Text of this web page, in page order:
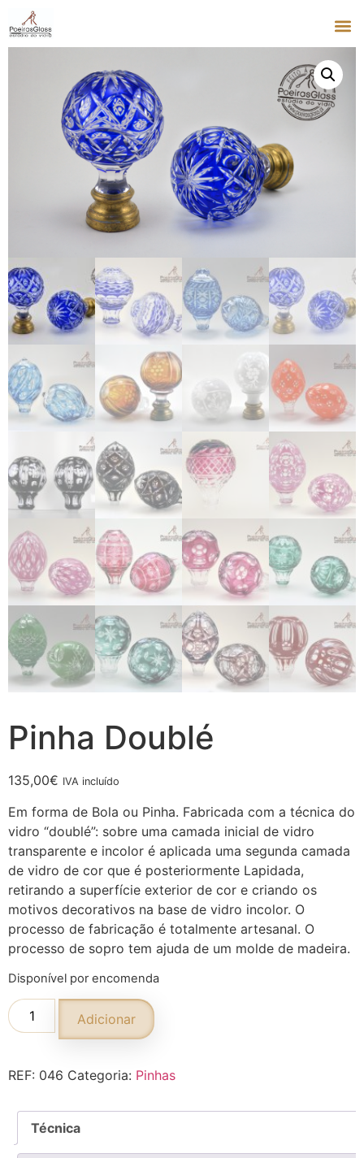
Pinha Doublé
135,00€ IVA incluído
Em forma de Bola ou Pinha. Fabricada com a técnica do
vidro “doublé”: sobre uma camada inicial de vidro
transparente e incolor é aplicada uma segunda camada
de vidro de cor que é posteriormente Lapidada,
retirando a superfície exterior de cor e criando os
motivos decorativos na base de vidro incolor. O
processo de fabricação é totalmente artesanal. O
processo de sopro tem ajuda de um molde de madeira.
Disponível por encomenda
Adicionar
REF: 046 Categoria: Pinhas
Técnica